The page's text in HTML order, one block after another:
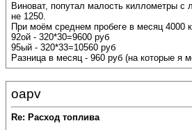
Виноват, попутал малость киллометры с
не 1250.
При моём среднем пробеге в месяц 4000
92ой - 320*30=9600 руб
95ый - 320*33=10560 руб
Разница в месяц - 960 руб (на которые я
oapv
Re: Расход топлива